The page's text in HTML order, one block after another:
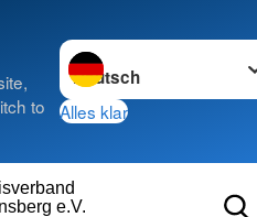
to
Sprache wechseln zu
Alles klar
e.V.